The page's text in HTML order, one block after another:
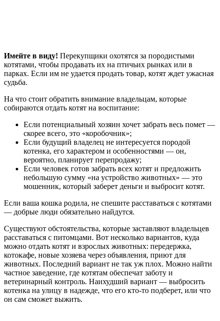
Имейте в виду! Перекупщики охотятся за породистыми
котятами, чтобы продавать их на птичьих рынках или в
парках. Если им не удается продать товар, котят ждет ужасная
судьба.
На что стоит обратить внимание владельцам, которые
собираются отдать котят на воспитание:
Если потенциальный хозяин хочет забрать весь помет —
скорее всего, это «коробочник»;
Если будущий владелец не интересуется породой
котенка, его характером и особенностями — он,
вероятно, планирует перепродажу;
Если человек готов забрать всех котят и предложить
небольшую сумму «на устройство животных» — это
мошенник, который заберет деньги и выбросит котят.
Если ваша кошка родила, не спешите расставаться с котятами
— добрые люди обязательно найдутся.
Существуют обстоятельства, которые заставляют владельцев
расставаться с питомцами. Вот несколько вариантов, куда
можно отдать котят и взрослых животных: передержка,
котокафе, новые хозяева через объявления, приют для
животных. Последний вариант не так уж плох. Можно найти
частное заведение, где котятам обеспечат заботу и
ветеринарный контроль. Наихудший вариант — выбросить
котенка на улицу в надежде, что его кто-то подберет, или что
он сам сможет выжить.